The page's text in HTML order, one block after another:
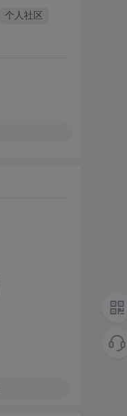
个人社区